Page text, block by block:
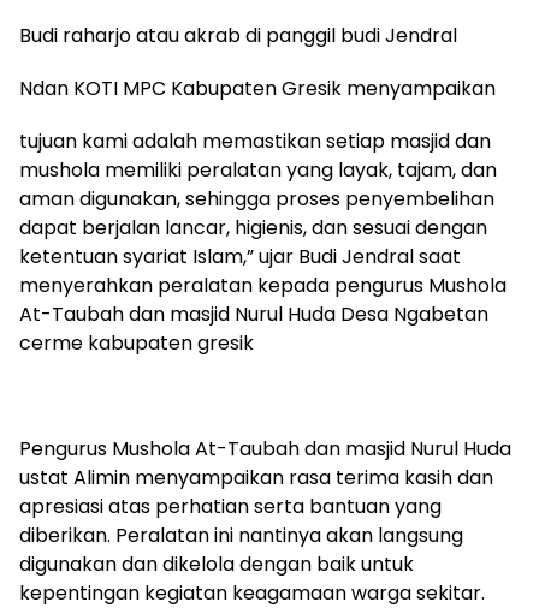
Budi raharjo atau akrab di panggil budi Jendral
Ndan KOTI MPC Kabupaten Gresik menyampaikan
tujuan kami adalah memastikan setiap masjid dan
mushola memiliki peralatan yang layak, tajam, dan
aman digunakan, sehingga proses penyembelihan
dapat berjalan lancar, higienis, dan sesuai dengan
ketentuan syariat Islam,” ujar Budi Jendral saat
menyerahkan peralatan kepada pengurus Mushola
At-Taubah dan masjid Nurul Huda Desa Ngabetan
cerme kabupaten gresik
Pengurus Mushola At-Taubah dan masjid Nurul Huda
ustat Alimin menyampaikan rasa terima kasih dan
apresiasi atas perhatian serta bantuan yang
diberikan. Peralatan ini nantinya akan langsung
digunakan dan dikelola dengan baik untuk
kepentingan kegiatan keagamaan warga sekitar.